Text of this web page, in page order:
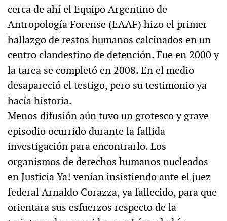
cerca de ahí el Equipo Argentino de
Antropología Forense (EAAF) hizo el primer
hallazgo de restos humanos calcinados en un
centro clandestino de detención. Fue en 2000 y
la tarea se completó en 2008. En el medio
desapareció el testigo, pero su testimonio ya
hacía historia.
Menos difusión aún tuvo un grotesco y grave
episodio ocurrido durante la fallida
investigación para encontrarlo. Los
organismos de derechos humanos nucleados
en Justicia Ya! venían insistiendo ante el juez
federal Arnaldo Corazza, ya fallecido, para que
orientara sus esfuerzos respecto de la